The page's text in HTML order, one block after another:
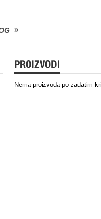
PROIZVODI
Nema proizvoda po zadatim